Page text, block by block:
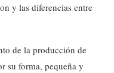
y las diferencias entre
de la producción de
su forma, pequeña y